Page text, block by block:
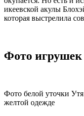
икеевской акулы
которая выстрелила
Фото
Фото белой уточки
желтой одежде